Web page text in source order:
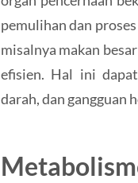
pemulihan dan
misalnya makan
efisien. Hal ini
darah, dan gangguan